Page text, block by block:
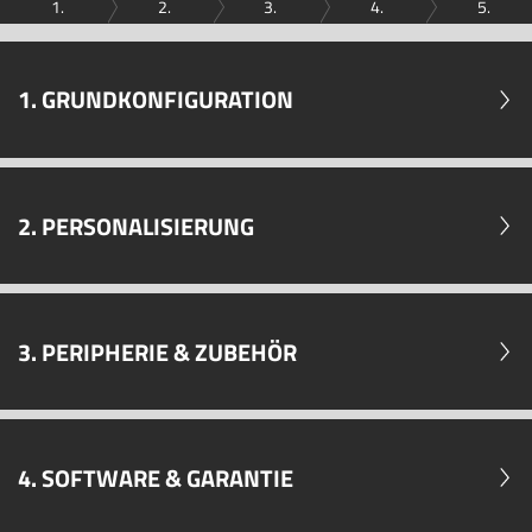
1. 2. 3. 4. 5.
1. GRUNDKONFIGURATION
2. PERSONALISIERUNG
3. PERIPHERIE & ZUBEHÖR
4. SOFTWARE & GARANTIE